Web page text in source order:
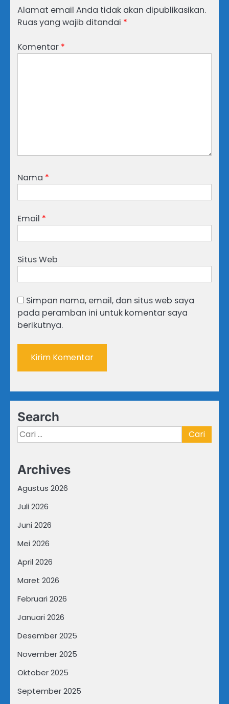
Alamat email Anda tidak akan dipublikasikan.
Ruas yang wajib ditandai *
Komentar *
Nama *
Email *
Situs Web
Simpan nama, email, dan situs web saya
pada peramban ini untuk komentar saya
berikutnya.
Search
Cari
untuk:
Archives
Agustus 2026
Juli 2026
Juni 2026
Mei 2026
April 2026
Maret 2026
Februari 2026
Januari 2026
Desember 2025
November 2025
Oktober 2025
September 2025